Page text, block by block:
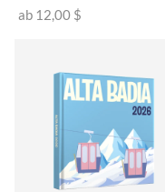
ab 12,00 $